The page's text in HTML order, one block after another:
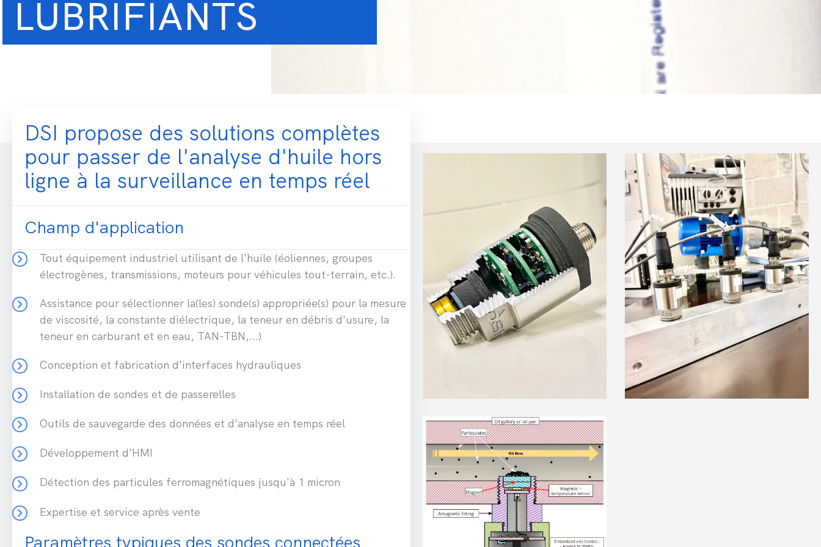
LUBRIFIANTS
DSI propose des solutions complètes
pour passer de l'analyse d'huile hors
ligne à la surveillance en temps réel
Champ d'application
Tout équipement industriel utilisant de l'huile (éoliennes, groupes
électrogènes, transmissions, moteurs pour véhicules tout-terrain, etc.).
Assistance pour sélectionner la(les) sonde(s) appropriée(s) pour la mesure
de viscosité, la constante diélectrique, la teneur en débris d'usure, la
teneur en carburant et en eau, TAN-TBN,...)
Conception et fabrication d'interfaces hydrauliques
Installation de sondes et de passerelles
Outils de sauvegarde des données et d’analyse en temps réel
Développement d'HMI
Détection des particules ferromagnétiques jusqu'à 1 micron
Expertise et service après vente
Paramètres typiques des sondes connectées